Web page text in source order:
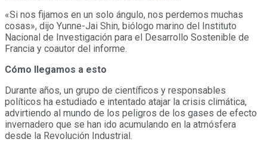
«Si nos fijamos en un solo ángulo, nos perdemos muchas
cosas», dijo Yunne-Jai Shin, biólogo marino del Instituto
Nacional de Investigación para el Desarrollo Sostenible de
Francia y coautor del informe.
Cómo llegamos a esto
Durante años, un grupo de científicos y responsables
políticos ha estudiado e intentado atajar la crisis climática,
advirtiendo al mundo de los peligros de los gases de efecto
invernadero que se han ido acumulando en la atmósfera
desde la Revolución Industrial.